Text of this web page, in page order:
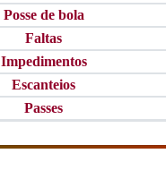
Posse de bola
Faltas
Impedimentos
Escanteios
Passes